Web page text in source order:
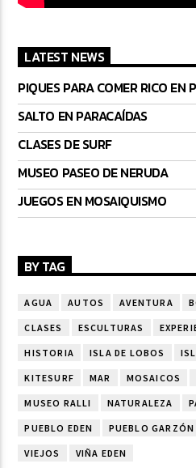
LATEST NEWS
PIQUES PARA COMER RICO EN
SALTO EN PARACAÍDAS
CLASES DE SURF
MUSEO PASEO DE NERUDA
JUEGOS EN MOSAIQUISMO
BY TAG
AGUA AUTOS AVENTURA
CLASES ESCULTURAS
HISTORIA ISLA DE LOBOS
KITESURF MAR MOSAICOS
MUSEO RALLI NATURALEZA
PUEBLO EDEN PUEBLO GARZÓN
VIEJOS VIÑA EDEN